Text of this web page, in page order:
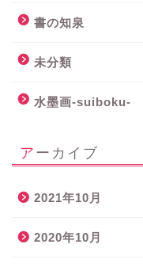
書の知泉
未分類
水墨画-suiboku-
アーカイブ
2021年10月
2020年10月